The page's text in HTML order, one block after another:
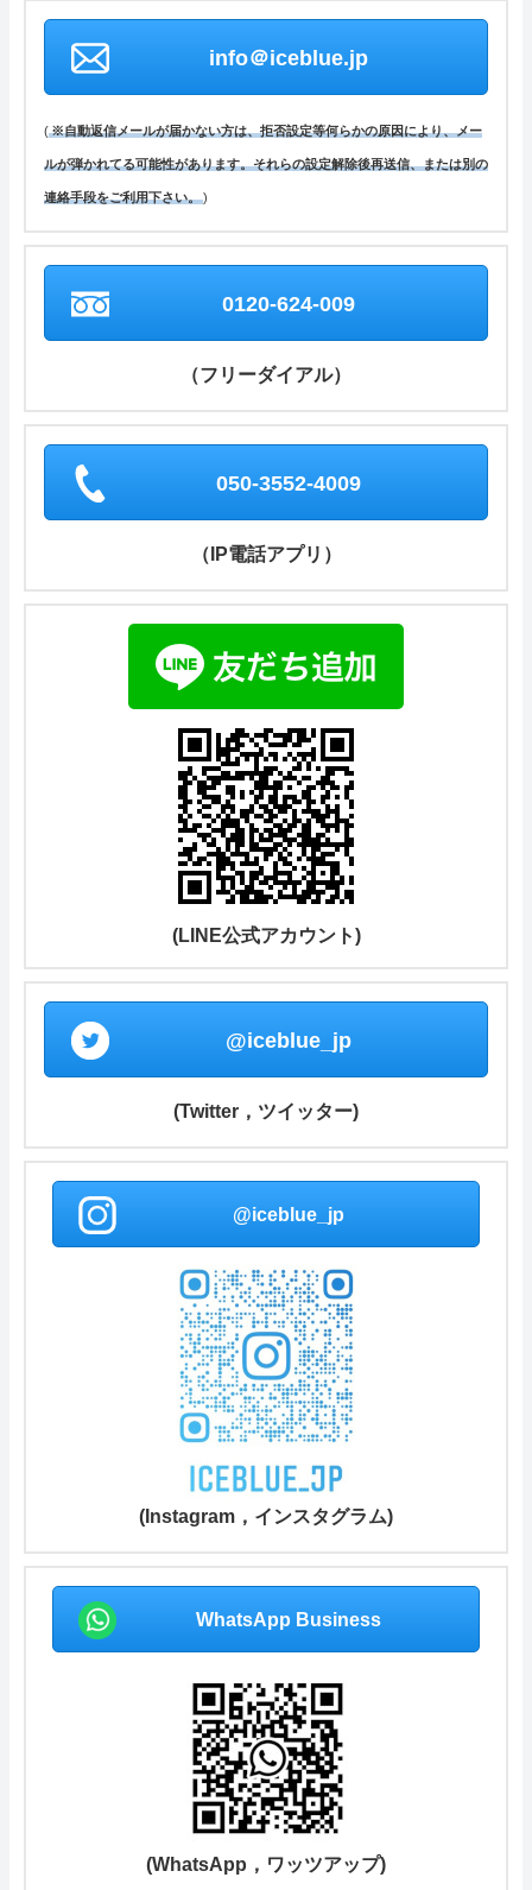
info＠iceblue.jp
(※自動返信メールが届かない方は、拒否設定等何らかの原因により、メー
ルが弾かれてる可能性があります。それらの設定解除後再送信、または別の
連絡手段をご利用下さい。)
0120-624-009
（フリーダイアル）
050-3552-4009
（IP電話アプリ）
(LINE公式アカウント)
@iceblue_jp
(Twitter，ツイッター)
@iceblue_jp
(Instagram，インスタグラム)
WhatsApp Business
(WhatsApp，ワッツアップ)